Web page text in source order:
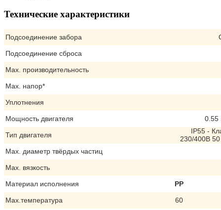
Технические характеристики
Подсоединение забора
Подсоединение сброса
Max. производительность
Max. напор*
Уплотнения
Мощность двигателя 0.55
Тип двигателя
IP55 -
230/400В
Max. диаметр твёрдых частиц
Max. вязкость
Материал исполнения PP
Max.температура 60